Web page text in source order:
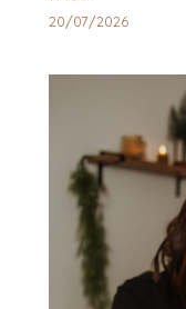
20/07/2026